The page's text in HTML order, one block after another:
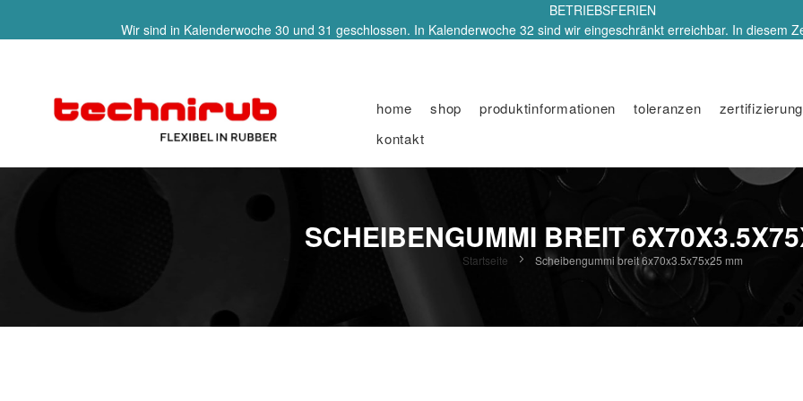
BETRIEBSFERIEN
Wir sind in Kalenderwoche 30 und 31 geschlossen. In Kalenderwoche 32 sind wir eingeschränkt erreichbar. In diesem
home shop produktinformationen toleranzen zertifizierung
kontakt
SCHEIBENGUMMI BREIT
Startseite Scheibengummi breit 6x70x3.5x75x25 mm